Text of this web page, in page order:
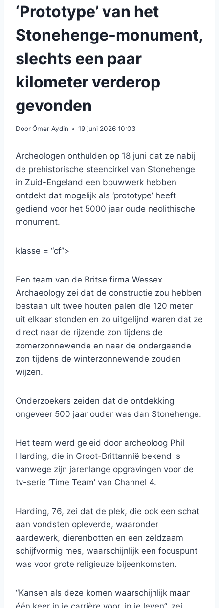
‘Prototype’ van het
Stonehenge-monument,
slechts een paar
kilometer verderop
gevonden
DoorÖmer Aydin 19 juni 2026 10:03
Archeologen onthulden op 18 juni dat ze nabij
de prehistorische steencirkel van Stonehenge
in Zuid-Engeland een bouwwerk hebben
ontdekt dat mogelijk als ‘prototype’ heeft
gediend voor het 5000 jaar oude neolithische
monument.
klasse = “cf”>
Een team van de Britse firma Wessex
Archaeology zei dat de constructie zou hebben
bestaan ​​uit twee houten palen die 120 meter
uit elkaar stonden en zo uitgelijnd waren dat ze
direct naar de rijzende zon tijdens de
zomerzonnewende en naar de ondergaande
zon tijdens de winterzonnewende zouden
wijzen.
Onderzoekers zeiden dat de ontdekking
ongeveer 500 jaar ouder was dan Stonehenge.
Het team werd geleid door archeoloog Phil
Harding, die in Groot-Brittannië bekend is
vanwege zijn jarenlange opgravingen voor de
tv-serie ‘Time Team’ van Channel 4.
Harding, 76, zei dat de plek, die ook een schat
aan vondsten opleverde, waaronder
aardewerk, dierenbotten en een zeldzaam
schijfvormig mes, waarschijnlijk een focuspunt
was voor grote religieuze bijeenkomsten.
“Kansen als deze komen waarschijnlijk maar